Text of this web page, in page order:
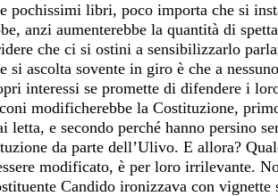
pochissimi libri, poco importa che si
anzi aumenterebbe la quantità di
che ci si ostini a sensibilizzarlo
si ascolta sovente in giro è che a
interessi se promette di difendere i
modificherebbe la Costituzione,
letta, e secondo perché hanno persino
da parte dell’Ulivo. E allora?
modificato, è per loro irrilevante.
Candido ironizzava con